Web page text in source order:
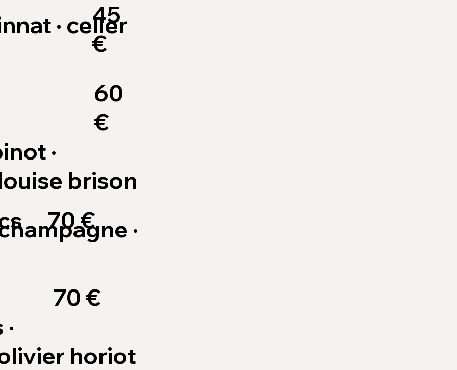
· celler
45
€
·
brison
60
€
·
70 €
horiot
70 €